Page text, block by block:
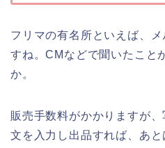
フリマの有名所といえば、
すね。CMなどで聞いたこと
か。
販売手数料がかかりますが
文を入力し出品すれば、あ